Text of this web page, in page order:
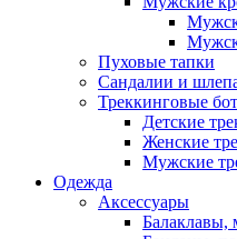
Пуховые тапки
Сандалии и
Треккинговые
Детские
Женские
Мужские
Одежда
Аксессуары
Балаклавы,